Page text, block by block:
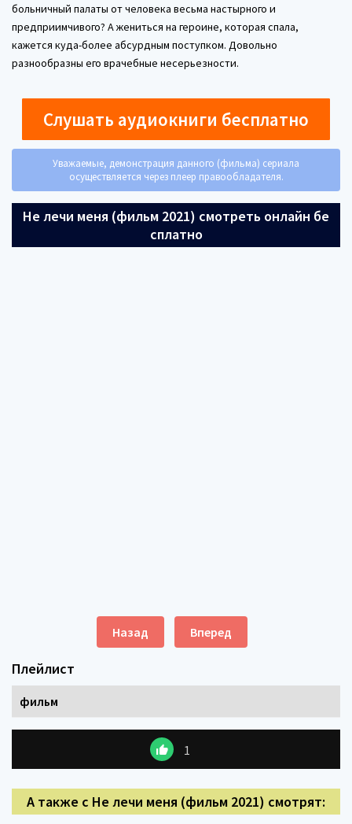
больничный палаты от человека весьма настырного и
предприимчивого? А жениться на героине, которая спала,
кажется куда-более абсурдным поступком. Довольно
разнообразны его врачебные несерьезности.
Слушать аудиокниги бесплатно
Уважаемые, демонстрация данного (фильма) сериала
осуществляется через плеер правообладателя.
Не лечи меня (фильм 2021) смотреть онлайн бе
сплатно
Назад Вперед
Плейлист
фильм
1
А также с Не лечи меня (фильм 2021) смотрят: